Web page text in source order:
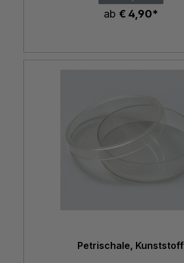
ab € 4,90*
Petrischale, Kunststoff